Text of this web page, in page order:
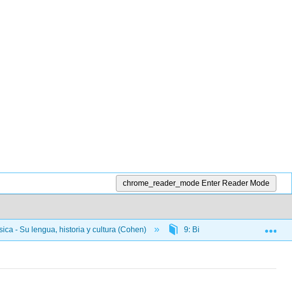
chrome_reader_mode Enter Reader Mode
- Su lengua, historia y cultura (Cohen) 9: Biografías de músicos